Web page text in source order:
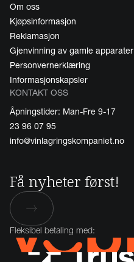
Om oss
Kjøpsinformasjon
Reklamasjon
Gjenvinning av gamle apparater
Personvernerklæring
Informasjonskapsler
KONTAKT OSS
Åpningstider: Man-Fre 9-17
23 96 07 95
info@vinlagringskompaniet.no
Få nyheter først!
Fleksibel betaling med: